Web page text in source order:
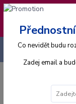
❣️ Od 4.8. do
expedice
+420 725 736 293
Co nevidět budu
Zadej email a